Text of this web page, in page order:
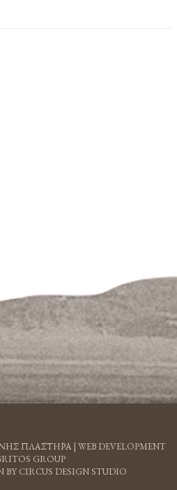
ΠΛΑΣΤΗΡΑ | WEB DEVELOPMENT
GROUP
BY CIRCUS DESIGN STUDIO